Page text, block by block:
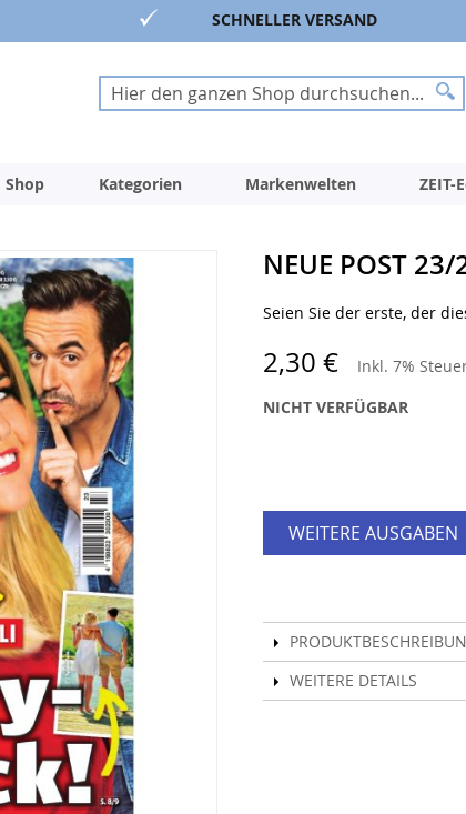
SCHNELLER VERSAND
Suche
Suche
Shop Kategorien Markenwelten ZEIT-
NEUE POST
Seien Sie der erste, der
2,30 € Inkl. 7%
NICHT VERFÜGBAR
WEITERE AUSGABEN
WEITERE DETAILS